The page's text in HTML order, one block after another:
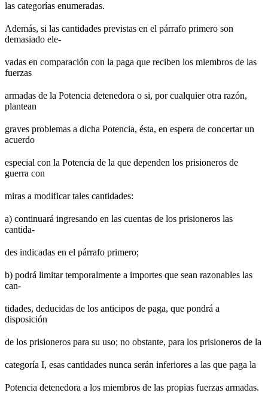
las categorías enumeradas.
Además, si las cantidades previstas en el párrafo primero son
demasiado ele-
vadas en comparación con la paga que reciben los miembros de las
fuerzas
armadas de la Potencia detenedora o si, por cualquier otra razón,
plantean
graves problemas a dicha Potencia, ésta, en espera de concertar un
acuerdo
especial con la Potencia de la que dependen los prisioneros de
guerra con
miras a modificar tales cantidades:
a) continuará ingresando en las cuentas de los prisioneros las
cantida-
des indicadas en el párrafo primero;
b) podrá limitar temporalmente a importes que sean razonables las
can-
tidades, deducidas de los anticipos de paga, que pondrá a
disposición
de los prisioneros para su uso; no obstante, para los prisioneros de la
categoría I, esas cantidades nunca serán inferiores a las que paga la
Potencia detenedora a los miembros de las propias fuerzas armadas.